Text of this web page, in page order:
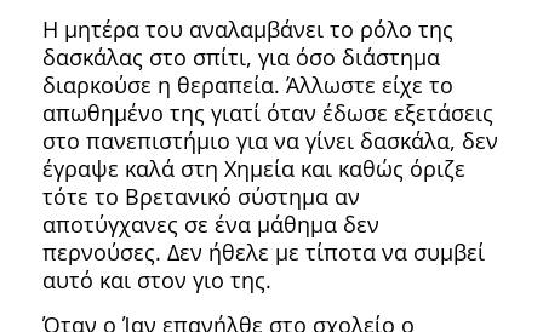
Η μητέρα του αναλαμβάνει το ρόλο της
δασκάλας στο σπίτι, για όσο διάστημα
διαρκούσε η θεραπεία. Άλλωστε είχε το
απωθημένο της γιατί όταν έδωσε εξετάσεις
στο πανεπιστήμιο για να γίνει δασκάλα, δεν
έγραψε καλά στη Χημεία και καθώς όριζε
τότε το Βρετανικό σύστημα αν
αποτύγχανες σε ένα μάθημα δεν
περνούσες. Δεν ήθελε με τίποτα να συμβεί
αυτό και στον γιο της.
Όταν ο Ίαν επανήλθε στο σχολείο ο